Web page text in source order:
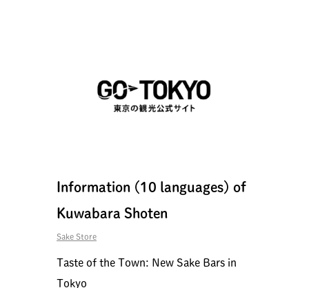
Information (10 languages) of
Kuwabara Shoten
Sake Store
Taste of the Town: New Sake Bars in
Tokyo